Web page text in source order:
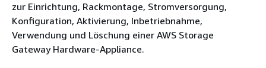
zur Einrichtung, Rackmontage, Stromversorgung,
Konfiguration, Aktivierung, Inbetriebnahme,
Verwendung und Löschung einer AWS Storage
Gateway Hardware-Appliance.